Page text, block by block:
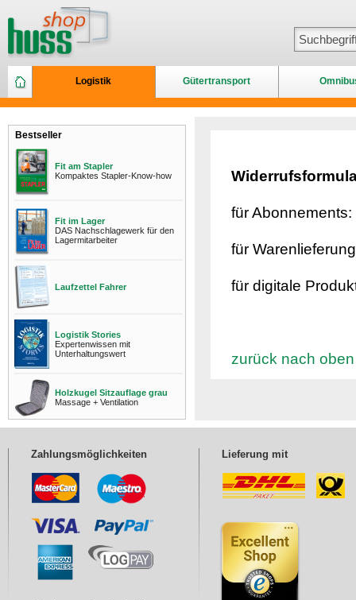
Logistik Gütertransport
Bestseller
Fit am Stapler
Kompaktes Stapler-Know-how
Fit im Lager
DAS Nachschlagewerk für den
Lagermitarbeiter
Laufzettel Fahrer
Logistik Stories
Expertenwissen mit
Unterhaltungswert
Holzkugel Sitzauflage grau
Massage + Ventilation
für Abonnements:
für
für digitale
zurück nach oben
Zahlungsmöglichkeiten Lieferung mit